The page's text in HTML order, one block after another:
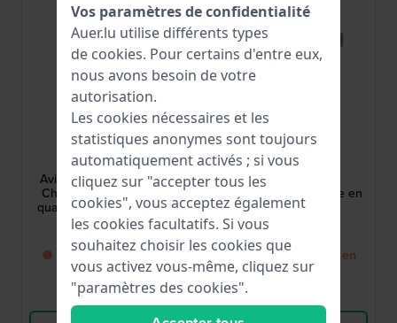
Bauhaus
2880-5
Aviation Titanium 42 mm
Chronographe alarme à
quartz en titane allemand
avec mouvement suisse
399,00 €
● Bientôt de retour en
stock
Comparer
Seiko
SSB387P1
SSB387P1 41 mm
Chronographe homme en
titane avec date
440,00 €
● Bientôt de retour en
stock
Vos paramètres de confidentialité
Auer.lu utilise différents types
de cookies. Pour certains d'entre eux,
nous avons besoin de votre
autorisation.
Les cookies nécessaires et les
statistiques anonymes sont toujours
automatiquement activés ; si vous
cliquez sur "accepter tous les
cookies", vous acceptez également
les cookies facultatifs. Si vous
souhaitez choisir les cookies que
vous activez vous-même, cliquez sur
"paramètres des cookies".